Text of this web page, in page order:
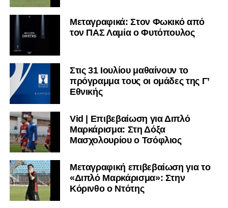
Μεταγραφικά: Στον Φωκικό από
τον ΠΑΣ Λαμία ο Φυτόπουλος
Στις 31 Ιουλίου μαθαίνουν το
πρόγραμμα τους οι ομάδες της Γ’
Εθνικής
Vid | Επιβεβαίωση για Διπλό
Μαρκάρισμα: Στη Δόξα
Μασχολουρίου ο Τσόφλιος
Μεταγραφική επιβεβαίωση για το
«Διπλό Μαρκάρισμα»: Στην
Κόρινθο ο Ντότης